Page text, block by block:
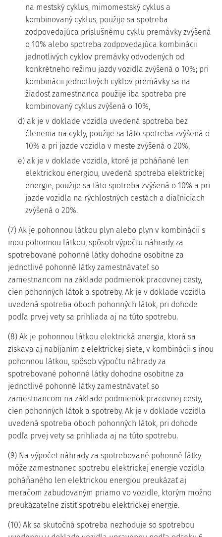
na mestský cyklus, mimomestský cyklus a
kombinovaný cyklus, použije sa spotreba
zodpovedajúca príslušnému cyklu premávky zvýšená
o 10% alebo spotreba zodpovedajúca kombinácii
jednotlivých cyklov premávky odvodených od
konkrétneho režimu jazdy vozidla zvýšená o 10%; pri
kombinácii jednotlivých cyklov premávky sa na
žiadosť zamestnanca použije iba spotreba pre
kombinovaný cyklus zvýšená o 10%,
d) ak je v doklade vozidla uvedená spotreba bez
členenia na cykly, použije sa táto spotreba zvýšená o
10% a pri jazde vozidla v meste zvýšená o 20%,
e) ak je v doklade vozidla, ktoré je poháňané len
elektrickou energiou, uvedená spotreba elektrickej
energie, použije sa táto spotreba zvýšená o 10% a pri
jazde vozidla na rýchlostných cestách a diaľniciach
zvýšená o 20%.
(7) Ak je pohonnou látkou plyn alebo plyn v kombinácii s
inou pohonnou látkou, spôsob výpočtu náhrady za
spotrebované pohonné látky dohodne osobitne za
jednotlivé pohonné látky zamestnávateľ so
zamestnancom na základe podmienok pracovnej cesty,
cien pohonných látok a spotreby. Ak je v doklade vozidla
uvedená spotreba oboch pohonných látok, pri dohode
podľa prvej vety sa prihliada aj na túto spotrebu.
(8) Ak je pohonnou látkou elektrická energia, ktorá sa
získava aj nabíjaním z elektrickej siete, v kombinácii s inou
pohonnou látkou, spôsob výpočtu náhrady za
spotrebované pohonné látky dohodne osobitne za
jednotlivé pohonné látky zamestnávateľ so
zamestnancom na základe podmienok pracovnej cesty,
cien pohonných látok a spotreby. Ak je v doklade vozidla
uvedená spotreba oboch pohonných látok, pri dohode
podľa prvej vety sa prihliada aj na túto spotrebu.
(9) Na výpočet náhrady za spotrebované pohonné látky
môže zamestnanec spotrebu elektrickej energie vozidla
poháňaného len elektrickou energiou preukázať aj
meračom zabudovaným priamo vo vozidle, ktorým možno
preukázateľne zistiť spotrebu elektrickej energie.
(10) Ak sa skutočná spotreba nezhoduje so spotrebou